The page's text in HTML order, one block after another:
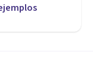
te llena: